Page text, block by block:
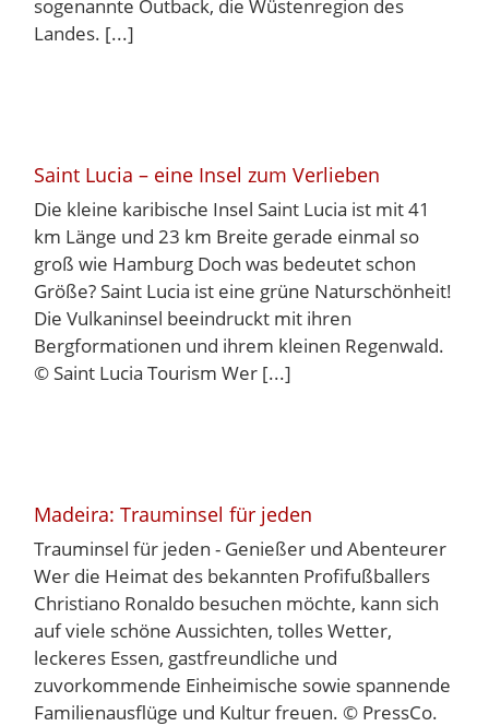
sogenannte Outback, die Wüstenregion des
Landes. [...]
Saint Lucia – eine Insel zum Verlieben
Die kleine karibische Insel Saint Lucia ist mit 41
km Länge und 23 km Breite gerade einmal so
groß wie Hamburg Doch was bedeutet schon
Größe? Saint Lucia ist eine grüne Naturschönheit!
Die Vulkaninsel beeindruckt mit ihren
Bergformationen und ihrem kleinen Regenwald.
© Saint Lucia Tourism Wer [...]
Madeira: Trauminsel für jeden
Trauminsel für jeden - Genießer und Abenteurer
Wer die Heimat des bekannten Profifußballers
Christiano Ronaldo besuchen möchte, kann sich
auf viele schöne Aussichten, tolles Wetter,
leckeres Essen, gastfreundliche und
zuvorkommende Einheimische sowie spannende
Familienausflüge und Kultur freuen. © PressCo.